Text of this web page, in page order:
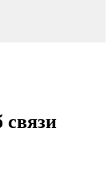
связи